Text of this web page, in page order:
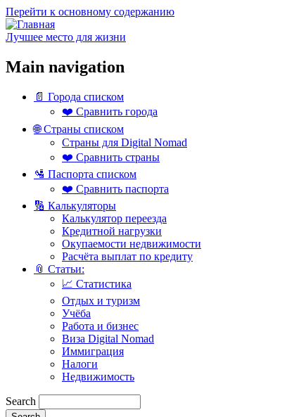
Перейти к основному содержанию
Лучшее место для жизни
Main navigation
📄 Города списком
❤️ Сравнить города
🌐 Страны списком
Страны для Digital Nomad
❤️ Сравнить страны
🛂 Паспорта списком
❤️ Сравнить паспорта
🔢 Калькуляторы
Калькулятор переезда
Кредитной нагрузки
Окупаемости недвижимости
Расчёта выплат по кредиту
📎 Статьи:
📈 Статистика
Отдых и туризм
Учёба
Работа и бизнес
Виза Digital Nomad
Иммиграция
Налоги
Недвижимость
Search